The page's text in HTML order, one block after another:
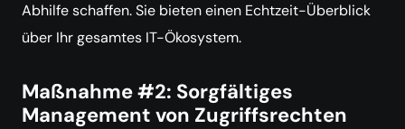
Abhilfe schaffen. Sie bieten einen Echtzeit-Überblick
über Ihr gesamtes IT-Ökosystem.
Maßnahme #2: Sorgfältiges
Management von Zugriffsrechten